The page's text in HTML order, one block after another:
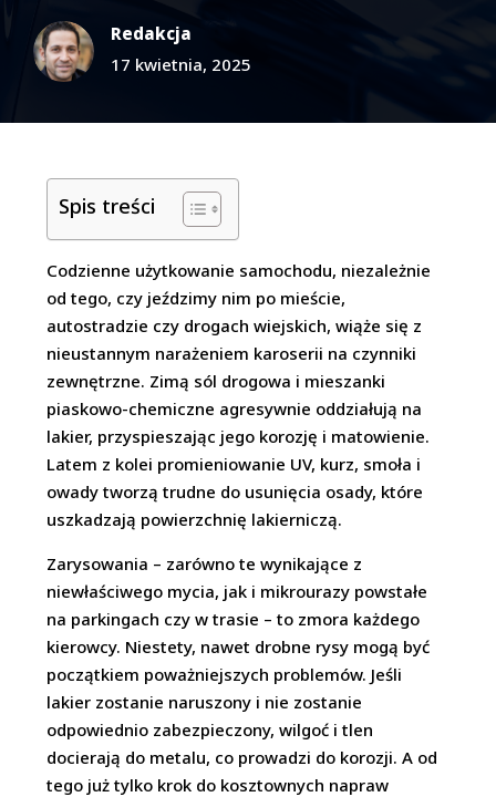
Redakcja
17 kwietnia, 2025
Spis treści
Codzienne użytkowanie samochodu, niezależnie
od tego, czy jeździmy nim po mieście,
autostradzie czy drogach wiejskich, wiąże się z
nieustannym narażeniem karoserii na czynniki
zewnętrzne. Zimą sól drogowa i mieszanki
piaskowo-chemiczne agresywnie oddziałują na
lakier, przyspieszając jego korozję i matowienie.
Latem z kolei promieniowanie UV, kurz, smoła i
owady tworzą trudne do usunięcia osady, które
uszkadzają powierzchnię lakierniczą.
Zarysowania – zarówno te wynikające z
niewłaściwego mycia, jak i mikrourazy powstałe
na parkingach czy w trasie – to zmora każdego
kierowcy. Niestety, nawet drobne rysy mogą być
początkiem poważniejszych problemów. Jeśli
lakier zostanie naruszony i nie zostanie
odpowiednio zabezpieczony, wilgoć i tlen
docierają do metalu, co prowadzi do korozji. A od
tego już tylko krok do kosztownych napraw